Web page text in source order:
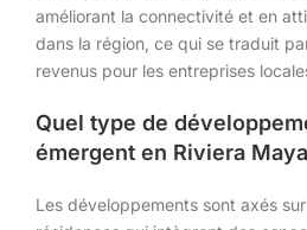
améliorant la connectivité et en
dans la région, ce qui se traduit
revenus pour les entreprises
Quel type de
émergent en Riviera
Les développements sont axés